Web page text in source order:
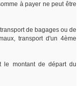
à payer ne peut être
de bagages ou de
transport d'un 4ème
le montant de départ du